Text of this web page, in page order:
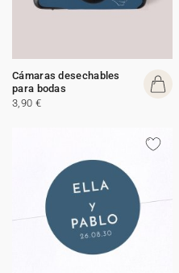
Cámaras desechables
para bodas
3,90 €